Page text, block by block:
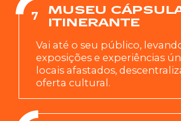
7
MUSEU
ITINERANTE
Vai até o seu público,
exposições e experiências
locais afastados,
oferta cultural.